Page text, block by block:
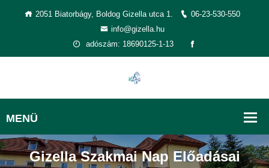
2051 Biatorbágy, Boldog Gizella utca 1.
06-23-530-550
info@gizella.hu
adószám: 18690125-1-13
Gizella Szakmai Nap Előadásai